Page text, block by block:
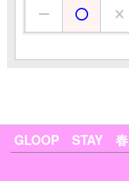
GLOOP STAY 春